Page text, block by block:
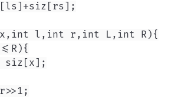
x,int l,int r,int L,int R){
siz[x];